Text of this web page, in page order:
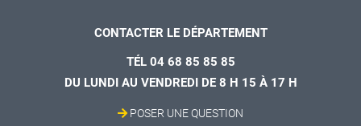
CONTACTER LE DÉPARTEMENT
TÉL 04 68 85 85 85
DU LUNDI AU VENDREDI DE 8 H 15 À 17 H
POSER UNE QUESTION